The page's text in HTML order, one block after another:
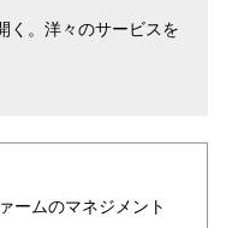
く。洋々のサービスを
ームのマネジメント